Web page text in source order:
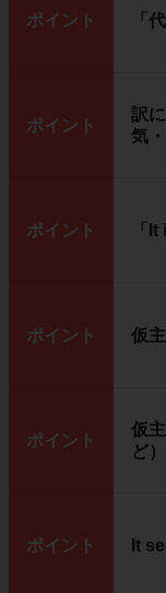
ポイント 「
ポイント
訳
気
ポイント 「
ポイント 仮
ポイント
仮
ど）
ポイント It